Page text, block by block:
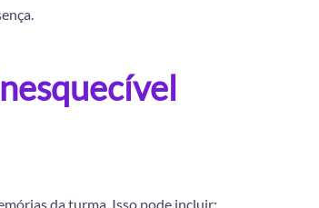
da turma. Isso pode incluir: